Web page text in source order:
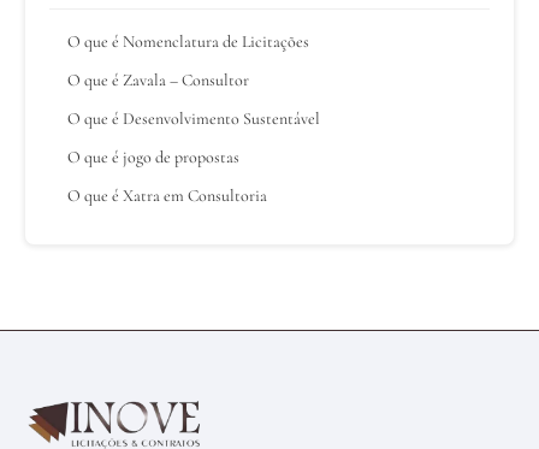
O que é Nomenclatura de Licitações
O que é Zavala – Consultor
O que é Desenvolvimento Sustentável
O que é jogo de propostas
O que é Xatra em Consultoria